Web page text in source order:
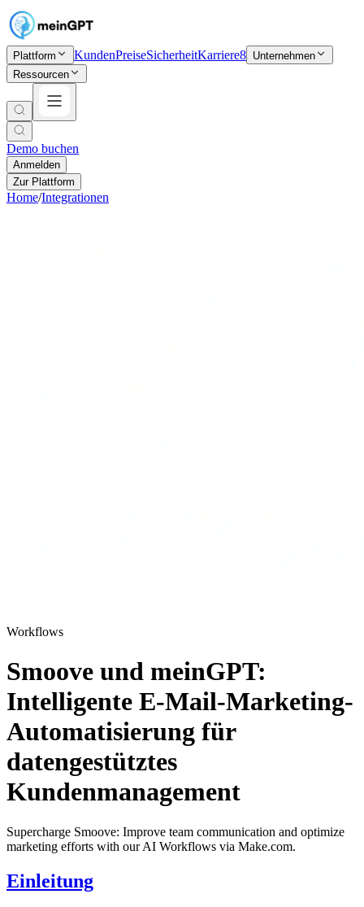
Plattform KundenPreiseSicherheitKarriere8 Unternehmen
Ressourcen
Demo buchen
Anmelden
Zur Plattform
Home/Integrationen
Workflows
Smoove und meinGPT:
Intelligente E-Mail-Marketing-
Automatisierung für
datengestütztes
Kundenmanagement
Supercharge Smoove: Improve team communication and optimize
marketing efforts with our AI Workflows via Make.com.
Einleitung